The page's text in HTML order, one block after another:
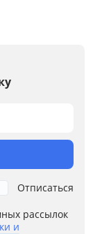
рассылок
и
Отписаться